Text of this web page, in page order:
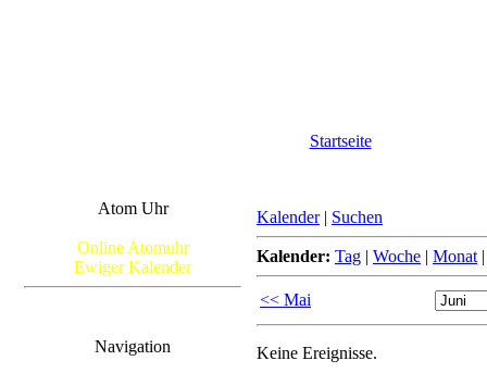
Startseite
Atom Uhr
Online Atomuhr
Ewiger Kalender
Navigation
Kalender | Suchen
Kalender: Tag | Woche | Monat
<< Mai
Keine Ereignisse.